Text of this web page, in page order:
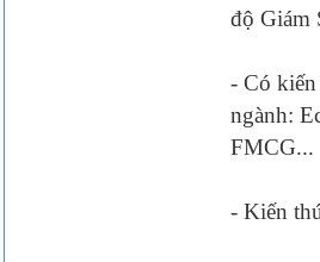
độ Giám
- Có
ngành:
FMCG...
- Kiến